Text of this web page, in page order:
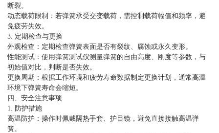
断裂。
动态载荷限制：若弹簧承受交变载荷，需控制载荷幅值和频率，避
免疲劳失效。
3. 定期检查与更换
外观检查：定期检查弹簧表面是否有裂纹、腐蚀或永久变形。
性能测试：使用弹簧测试仪测量弹簧的自由高度、刚度等参数，与
初始值对比，判断是否失效。
更换周期：根据工作环境和疲劳寿命数据制定更换计划，通常高温
环境下弹簧寿命会缩短。
四、安全注意事项
1. 防护措施
高温防护：操作时佩戴隔热手套、护目镜，避免直接接触高温弹
簧。